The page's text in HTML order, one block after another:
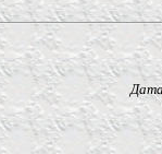
Дата